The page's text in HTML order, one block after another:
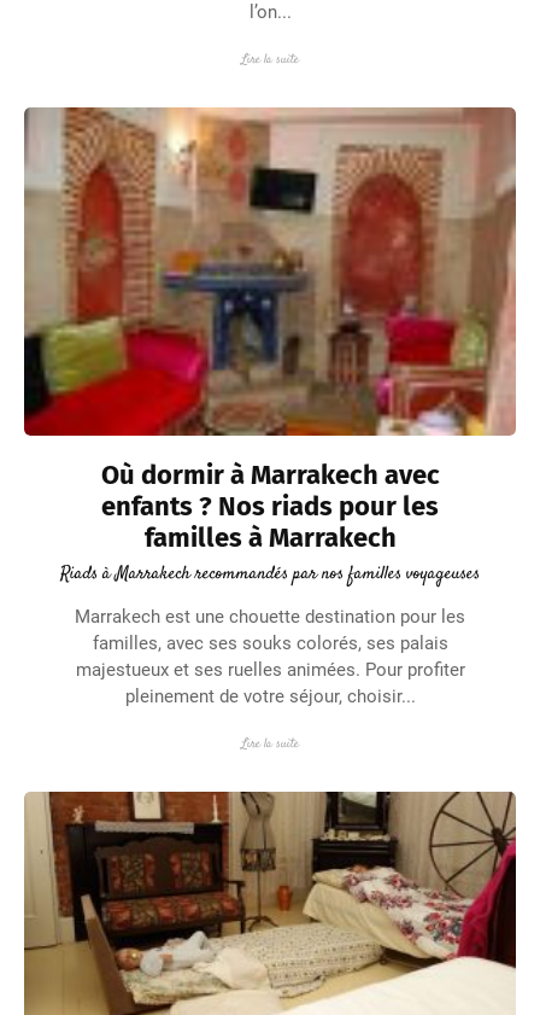
l’on...
Lire la suite
Où dormir à Marrakech avec
enfants ? Nos riads pour les
familles à Marrakech
Riads à Marrakech recommandés par nos familles voyageuses
Marrakech est une chouette destination pour les
familles, avec ses souks colorés, ses palais
majestueux et ses ruelles animées. Pour profiter
pleinement de votre séjour, choisir...
Lire la suite